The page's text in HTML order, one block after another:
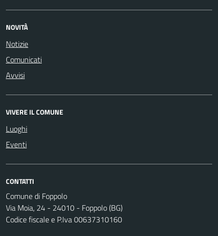
NOVITÀ
Notizie
Comunicati
Avvisi
VIVERE IL COMUNE
Luoghi
Eventi
CONTATTI
Comune di Foppolo
Via Moia, 24 - 24010 - Foppolo (BG)
Codice fiscale e P.Iva 00637310160